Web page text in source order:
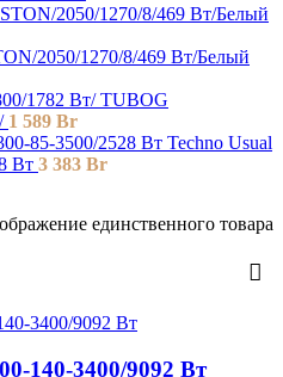
2050/1270/8/469 Вт/Белый
TUBOG
1 589 Br
Techno Usual
Вт 3 383 Br
единственного товара
140-3400/9092 Вт